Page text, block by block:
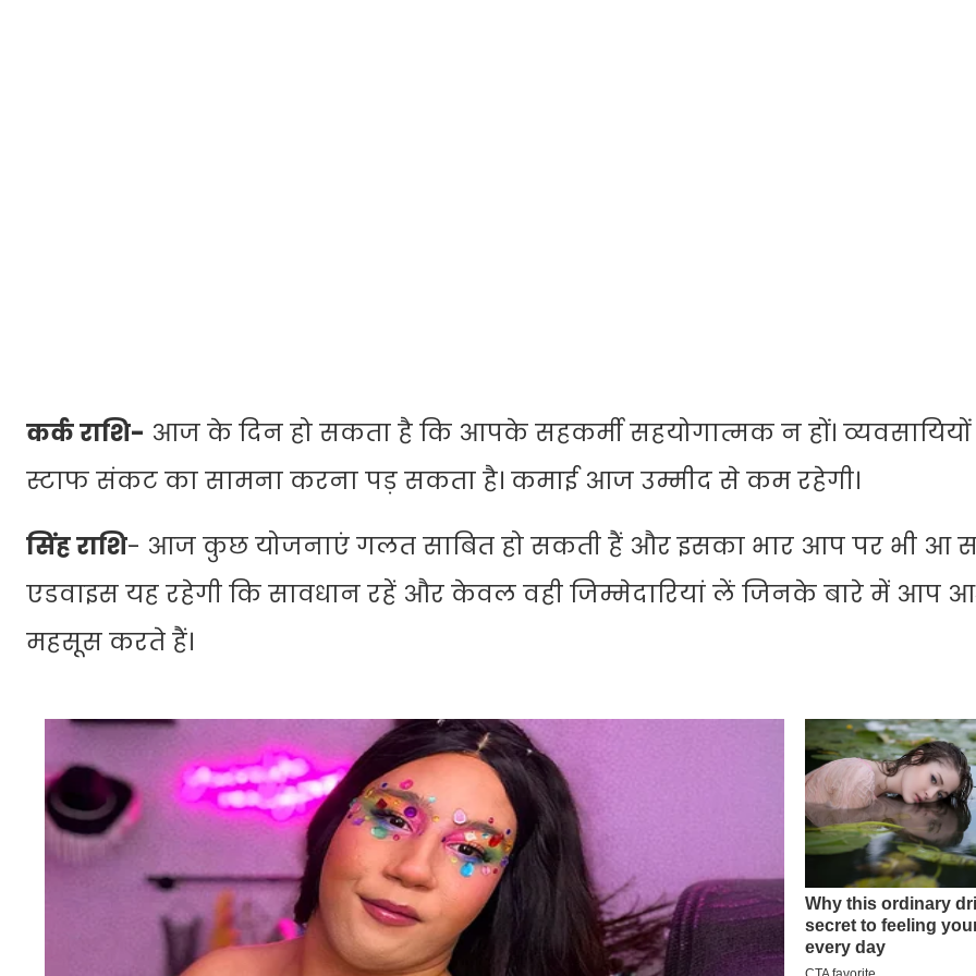
कर्क राशि- आज के दिन हो सकता है कि आपके सहकर्मी सहयोगात्मक न हों।
स्टाफ संकट का सामना करना पड़ सकता है। कमाई आज उम्मीद से कम रहेगी।
सिंह राशि- आज कुछ योजनाएं गलत साबित हो सकती हैं और इसका भार आप पर भी आ
एडवाइस यह रहेगी कि सावधान रहें और केवल वही जिम्मेदारियां लें जिनके बारे में आप
महसूस करते हैं।